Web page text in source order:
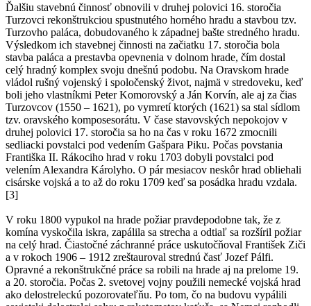
Ďalšiu stavebnú činnosť obnovili v druhej polovici 16. storočia
Turzovci rekonštrukciou spustnutého horného hradu a stavbou tzv.
Turzovho paláca, dobudovaného k západnej bašte stredného hradu.
Výsledkom ich stavebnej činnosti na začiatku 17. storočia bola
stavba paláca a prestavba opevnenia v dolnom hrade, čím dostal
celý hradný komplex svoju dnešnú podobu. Na Oravskom hrade
vládol rušný vojenský i spoločenský život, najmä v stredoveku, keď
boli jeho vlastníkmi Peter Komorovský a Ján Korvín, ale aj za čias
Turzovcov (1550 – 1621), po vymretí ktorých (1621) sa stal sídlom
tzv. oravského komposesorátu. V čase stavovských nepokojov v
druhej polovici 17. storočia sa ho na čas v roku 1672 zmocnili
sedliacki povstalci pod vedením Gašpara Piku. Počas povstania
Františka II. Rákociho hrad v roku 1703 dobyli povstalci pod
velením Alexandra Károlyho. O pár mesiacov neskôr hrad obliehali
cisárske vojská a to až do roku 1709 keď sa posádka hradu vzdala.
[3]
V roku 1800 vypukol na hrade požiar pravdepodobne tak, že z
komína vyskočila iskra, zapálila sa strecha a odtiaľ sa rozšíril požiar
na celý hrad. Čiastočné záchranné práce uskutočňoval František Ziči
a v rokoch 1906 – 1912 zreštauroval strednú časť Jozef Pálfi.
Opravné a rekonštrukčné práce sa robili na hrade aj na prelome 19.
a 20. storočia. Počas 2. svetovej vojny použili nemecké vojská hrad
ako delostreleckú pozorovateľňu. Po tom, čo na budovu vypálili